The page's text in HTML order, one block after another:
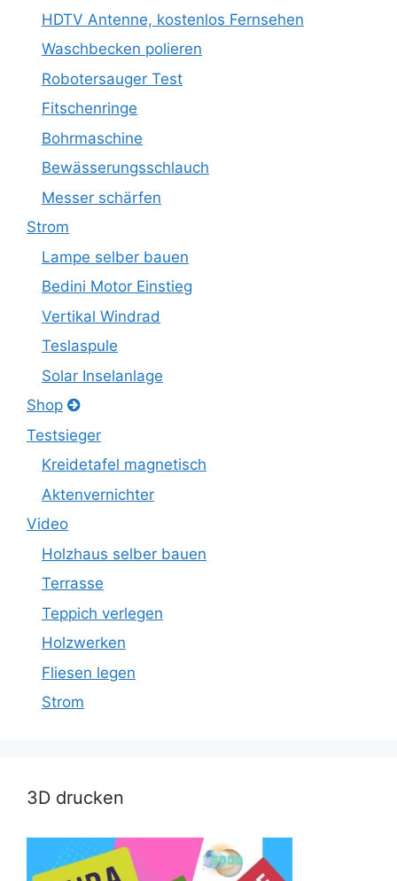
HDTV Antenne, kostenlos Fernsehen
Waschbecken polieren
Robotersauger Test
Fitschenringe
Bohrmaschine
Bewässerungsschlauch
Messer schärfen
Strom
Lampe selber bauen
Bedini Motor Einstieg
Vertikal Windrad
Teslaspule
Solar Inselanlage
Shop
Testsieger
Kreidetafel magnetisch
Aktenvernichter
Video
Holzhaus selber bauen
Terrasse
Teppich verlegen
Holzwerken
Fliesen legen
Strom
3D drucken